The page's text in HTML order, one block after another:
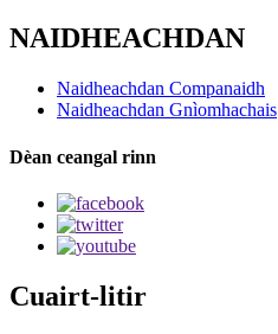
NAIDHEACHDAN
Naidheachdan Companaidh
Naidheachdan Gnìomhachais
Dèan ceangal rinn
Cuairt-litir